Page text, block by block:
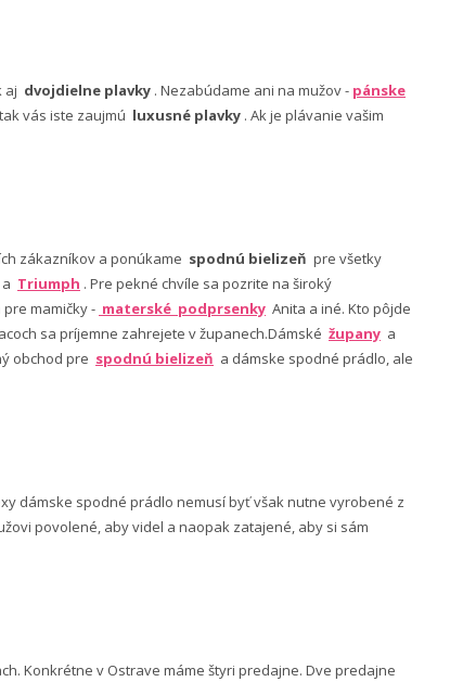
aj dvojdielne plavky . Nezabúdame ani na mužov - pánske
vás iste zaujmú luxusné plavky . Ak je plávanie vašim
zákazníkov a ponúkame spodnú bielizeň pre všetky
a Triumph . Pre pekné chvíle sa pozrite na široký
mamičky - materské podprsenky Anita a iné. Kto pôjde
sa príjemne zahrejete v županech.Dámské župany a
obchod pre spodnú bielizeň a dámske spodné prádlo, ale
dámske spodné prádlo nemusí byť však nutne vyrobené z
povolené, aby videl a naopak zatajené, aby si sám
Konkrétne v Ostrave máme štyri predajne. Dve predajne